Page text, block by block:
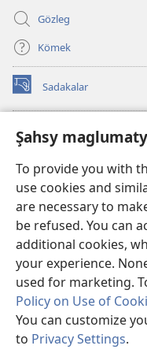
Şahsy
To provide you with
use cookies and
are necessary to
be refused. You can
additional cookies,
your experience.
used for marketing.
Policy on Use of
You can customize
to Privacy Settings.
Gözleg
Kömek
Sadakalar
(täze
sahypada
Garawul diňiniň
(täze
açylýar)JW Hub
(täze
sahypada
açylýar)JW Library
Watchtower Library
Copyright© 2026 Watch
ULANMAGYŇ ŞERTLERI